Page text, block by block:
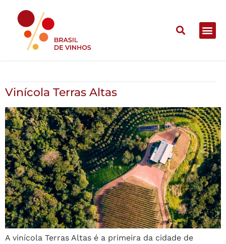
Vinícola Terras Altas
Vinícola Terras Altas
A vinícola Terras Altas é a primeira da cidade de